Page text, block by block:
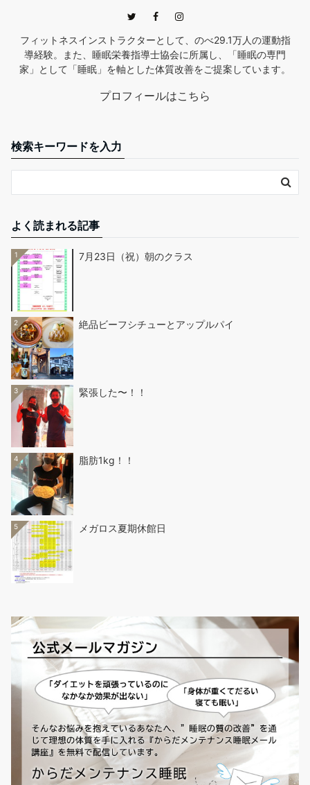
フィットネスインストラクターとして、のべ29.1万人の運動指
導経験。また、睡眠栄養指導士協会に所属し、「睡眠の専門
家」として「睡眠」を軸とした体質改善をご提案しています。
プロフィールはこちら
検索キーワードを入力
よく読まれる記事
1 7月23日（祝）朝のクラス
2 絶品ビーフシチューとアップルパイ
3 緊張した〜！！
4 脂肪1kg！！
5 メガロス夏期休館日